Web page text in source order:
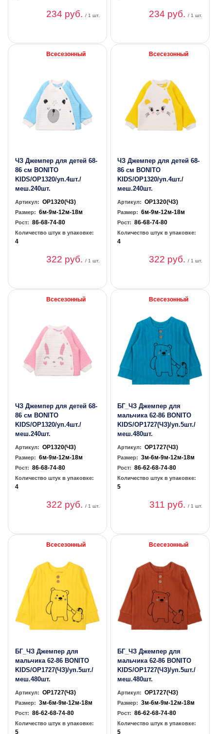
234 руб./ 1 шт. 234 руб./ 1 шт.
Всесезонный
ЧЗ Джемпер для детей 68-
86 см BONITO
KIDS/OP1320/уп.4шт./
меш.240шт.
Артикул: OP1320(ЧЗ)
Размер: 6м-9м-12м-18м
Рост: 86-68-74-80
Количество штук в упаковке:
4
322 руб./ 1 шт.
Всесезонный
ЧЗ Джемпер для детей 68-
86 см BONITO
KIDS/OP1320/уп.4шт./
меш.240шт.
Артикул: OP1320(ЧЗ)
Размер: 6м-9м-12м-18м
Рост: 86-68-74-80
Количество штук в упаковке:
4
322 руб./ 1 шт.
Всесезонный
ЧЗ Джемпер для детей 68-
86 см BONITO
KIDS/OP1320/уп.4шт./
меш.240шт.
Артикул: OP1320(ЧЗ)
Размер: 6м-9м-12м-18м
Рост: 86-68-74-80
Количество штук в упаковке:
4
322 руб./ 1 шт.
Всесезонный
БГ_ЧЗ Джемпер для
мальчика 62-86 BONITO
KIDS/OP1727(ЧЗ)/уп.5шт./
меш.480шт.
Артикул: OP1727(ЧЗ)
Размер: 3м-6м-9м-12м-18м
Рост: 86-62-68-74-80
Количество штук в упаковке:
5
311 руб./ 1 шт.
Всесезонный
БГ_ЧЗ Джемпер для
мальчика 62-86 BONITO
KIDS/OP1727(ЧЗ)/уп.5шт./
меш.480шт.
Артикул: OP1727(ЧЗ)
Размер: 3м-6м-9м-12м-18м
Рост: 86-62-68-74-80
Количество штук в упаковке:
5
Всесезонный
БГ_ЧЗ Джемпер для
мальчика 62-86 BONITO
KIDS/OP1727(ЧЗ)/уп.5шт./
меш.480шт.
Артикул: OP1727(ЧЗ)
Размер: 3м-6м-9м-12м-18м
Рост: 86-62-68-74-80
Количество штук в упаковке:
5